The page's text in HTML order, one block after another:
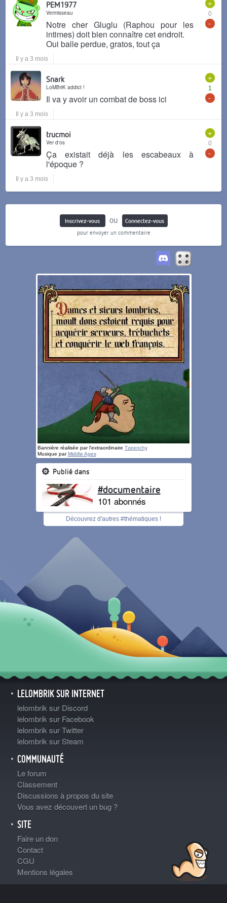
+
0
-
PEM1977
Vermisseau
Notre cher Gluglu (Raphou pour les
intimes) doit bien connaître cet endroit.
Oui balle perdue, gratos, tout ça
Il y a 3 mois
+
1
-
Snark
LoMBriK addict !
Il va y avoir un combat de boss ici
Il y a 3 mois
+
0
-
trucmoi
Ver d'os
Ça existait déjà les escabeaux à
l'époque ?
Il y a 3 mois
Inscrivez-vous ou
Connectez-vous
pour envoyer un commentaire
Bannière réalisée par l'extraordinaire Tzeenchy
Musique parMiddle Ages
Publié dans
#documentaire
101 abonnés
Découvrez d'autres #thématiques !
LELOMBRIK SUR INTERNET
lelombrik sur Discord
lelombrik sur Facebook
lelombrik sur Twitter
lelombrik sur Steam
COMMUNAUTÉ
Le forum
Classement
Discussions à propos du site
Vous avez découvert un bug ?
SITE
Faire un don
Contact
CGU
Mentions légales